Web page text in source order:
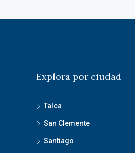
Explora por ciudad
Talca
San Clemente
Santiago